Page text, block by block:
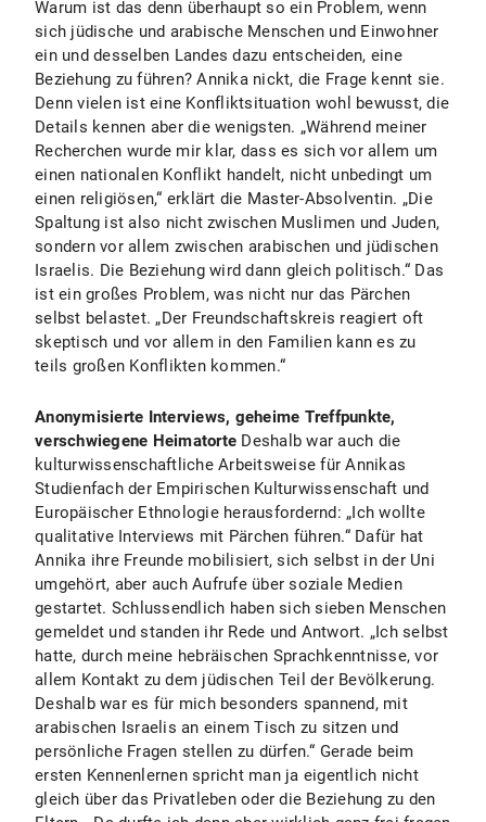
Warum ist das denn überhaupt so ein Problem, wenn
sich jüdische und arabische Menschen und Einwohner
ein und desselben Landes dazu entscheiden, eine
Beziehung zu führen? Annika nickt, die Frage kennt sie.
Denn vielen ist eine Konfliktsituation wohl bewusst, die
Details kennen aber die wenigsten. „Während meiner
Recherchen wurde mir klar, dass es sich vor allem um
einen nationalen Konflikt handelt, nicht unbedingt um
einen religiösen,“ erklärt die Master-Absolventin. „Die
Spaltung ist also nicht zwischen Muslimen und Juden,
sondern vor allem zwischen arabischen und jüdischen
Israelis. Die Beziehung wird dann gleich politisch.“ Das
ist ein großes Problem, was nicht nur das Pärchen
selbst belastet. „Der Freundschaftskreis reagiert oft
skeptisch und vor allem in den Familien kann es zu
teils großen Konflikten kommen.“
Anonymisierte Interviews, geheime Treffpunkte,
verschwiegene Heimatorte Deshalb war auch die
kulturwissenschaftliche Arbeitsweise für Annikas
Studienfach der Empirischen Kulturwissenschaft und
Europäischer Ethnologie herausfordernd: „Ich wollte
qualitative Interviews mit Pärchen führen.“ Dafür hat
Annika ihre Freunde mobilisiert, sich selbst in der Uni
umgehört, aber auch Aufrufe über soziale Medien
gestartet. Schlussendlich haben sich sieben Menschen
gemeldet und standen ihr Rede und Antwort. „Ich selbst
hatte, durch meine hebräischen Sprachkenntnisse, vor
allem Kontakt zu dem jüdischen Teil der Bevölkerung.
Deshalb war es für mich besonders spannend, mit
arabischen Israelis an einem Tisch zu sitzen und
persönliche Fragen stellen zu dürfen.“ Gerade beim
ersten Kennenlernen spricht man ja eigentlich nicht
gleich über das Privatleben oder die Beziehung zu den